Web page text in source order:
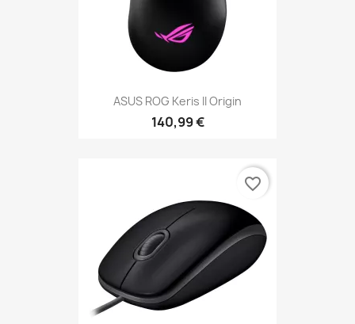
ASUS ROG Keris II Origin
140,99 €
favorite_border